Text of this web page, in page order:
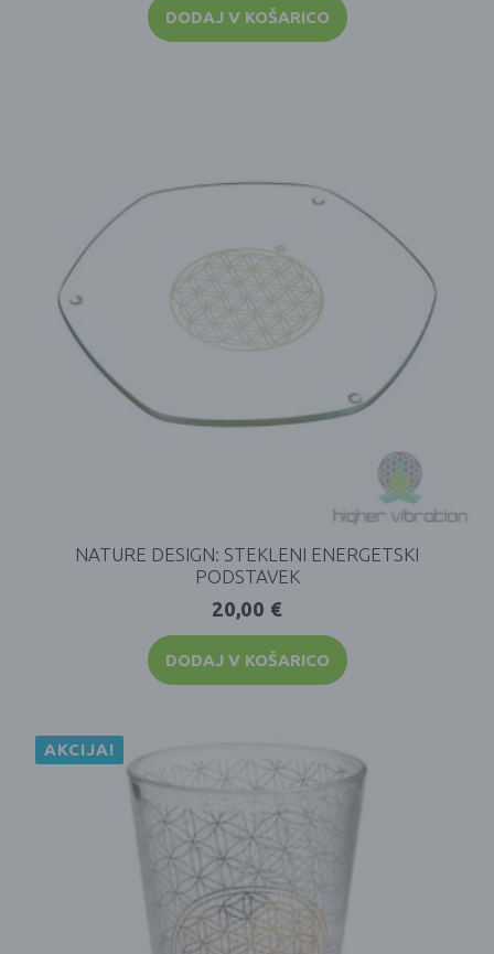
DODAJ V KOŠARICO
NATURE DESIGN: STEKLENI ENERGETSKI
PODSTAVEK
20,00 €
DODAJ V KOŠARICO
AKCIJA!